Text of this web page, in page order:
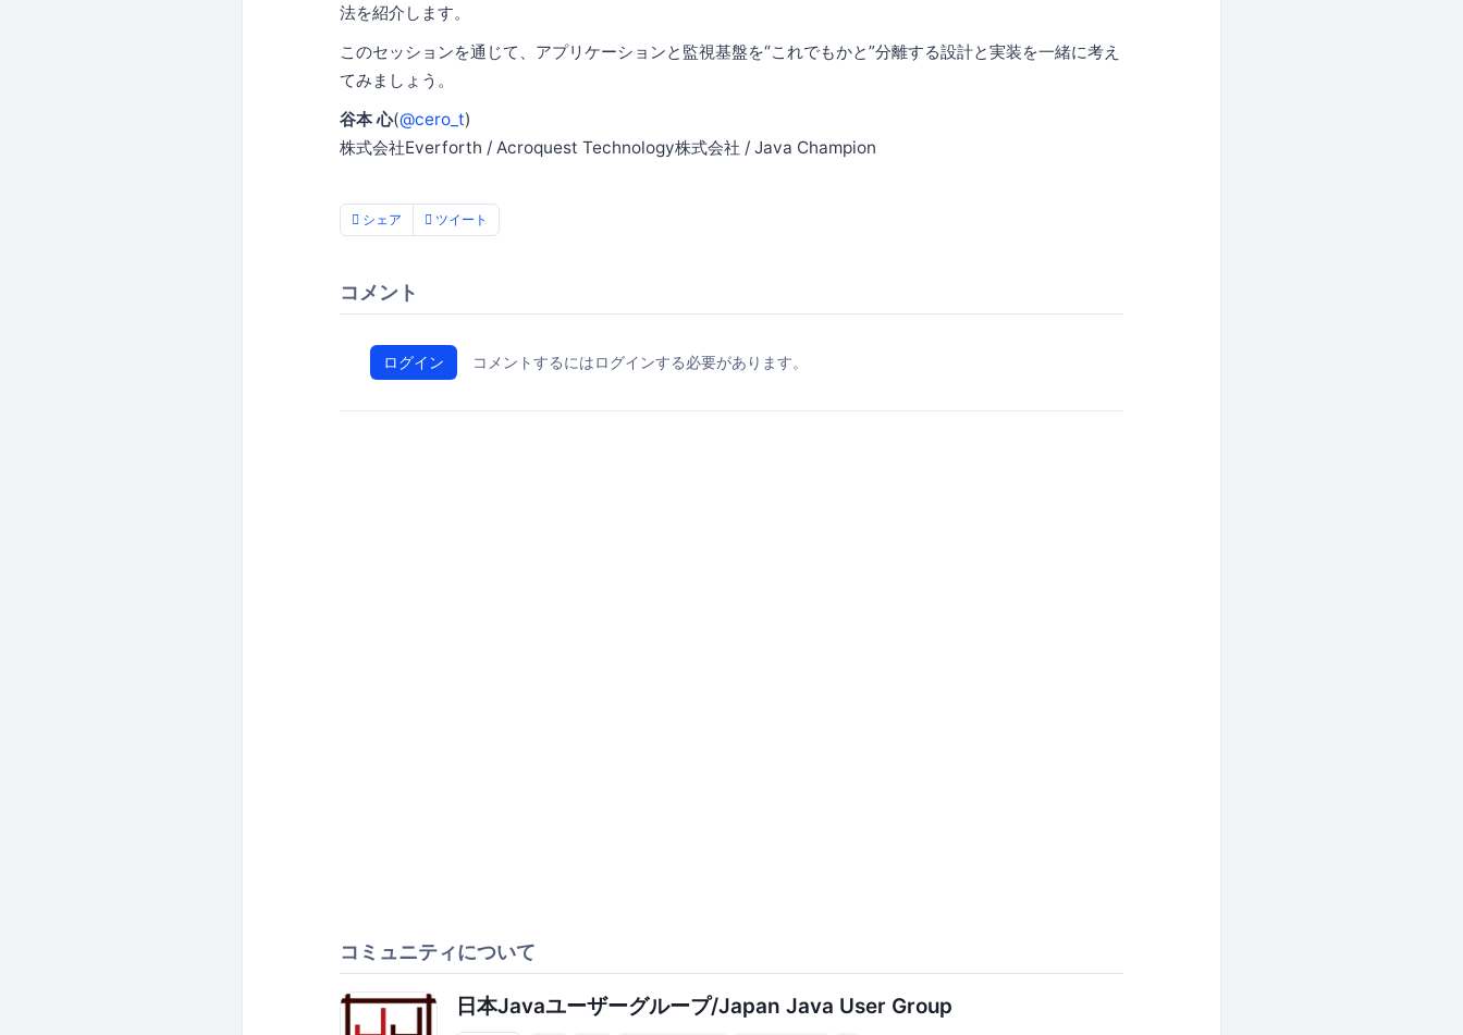
法を紹介します。
このセッションを通じて、アプリケーションと監視基盤を“これでもかと”分離する設計と実装を一緒に考え
てみましょう。
谷本 心(@cero_t)
株式会社Everforth / Acroquest Technology株式会社 / Java Champion
シェア ツイート
コメント
ログイン コメントするにはログインする必要があります。
コミュニティについて
日本Javaユーザーグループ/Japan Java User Group